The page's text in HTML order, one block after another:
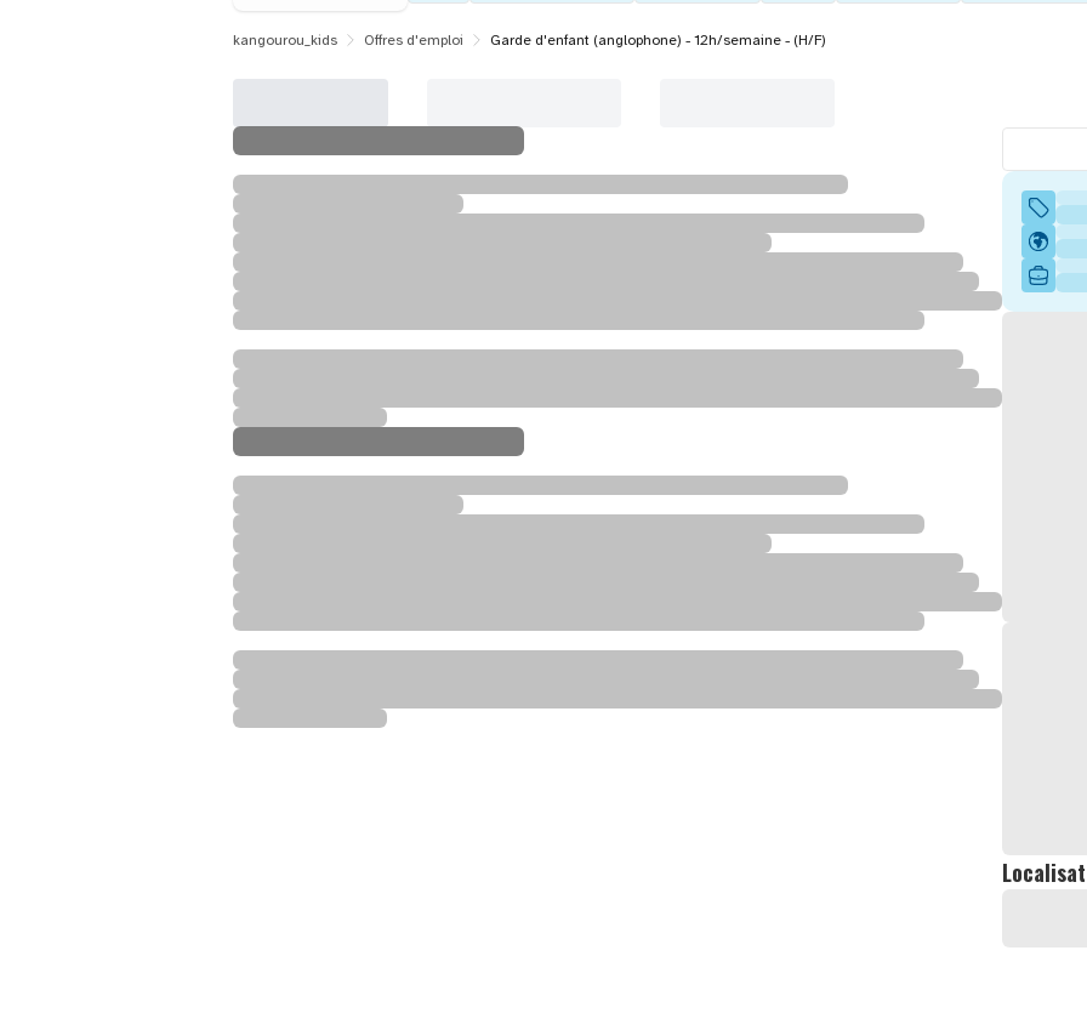
kangourou_kids Offres d'emploi Garde d'enfant (anglophone) - 12h/semaine - (H/F)